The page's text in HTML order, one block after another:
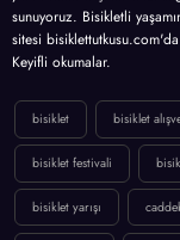
sunuyoruz. Bisikletli
sitesi
Keyifli okumalar.
bisiklet bisiklet
bisiklet festivali
bisiklet yarışı